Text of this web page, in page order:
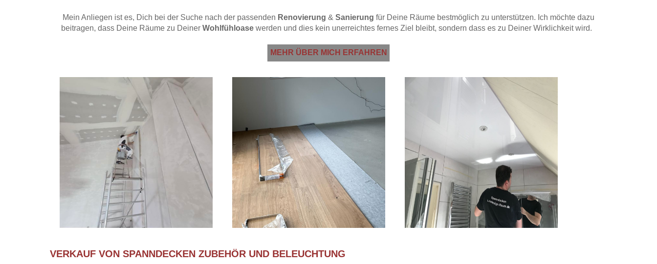
Mein Anliegen ist es, Dich bei der Suche nach der passenden Renovierung & Sanierung für Deine Räume bestmöglich zu unterstützen. Ich möchte dazu
beitragen, dass Deine Räume zu Deiner Wohlfühloase werden und dies kein unerreichtes fernes Ziel bleibt, sondern dass es zu Deiner Wirklichkeit wird.
MEHR ÜBER MICH ERFAHREN
VERKAUF VON SPANNDECKEN ZUBEHÖR UND BELEUCHTUNG